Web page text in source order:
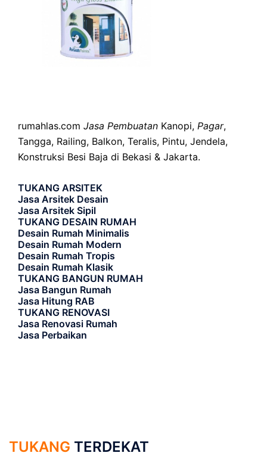
rumahlas.com Jasa Pembuatan Kanopi, Pagar,
Tangga, Railing, Balkon, Teralis, Pintu, Jendela,
Konstruksi Besi Baja di Bekasi & Jakarta.
TUKANG ARSITEK
Jasa Arsitek Desain
Jasa Arsitek Sipil
TUKANG DESAIN RUMAH
Desain Rumah Minimalis
Desain Rumah Modern
Desain Rumah Tropis
Desain Rumah Klasik
TUKANG BANGUN RUMAH
Jasa Bangun Rumah
Jasa Hitung RAB
TUKANG RENOVASI
Jasa Renovasi Rumah
Jasa Perbaikan
TUKANG TERDEKAT